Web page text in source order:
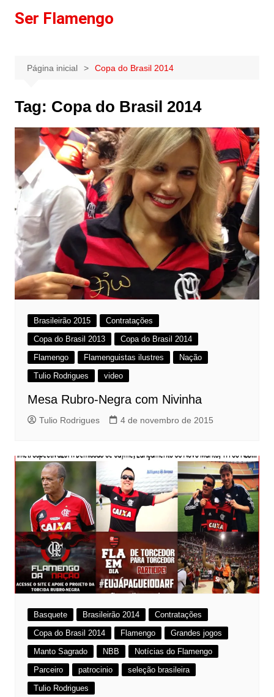
paraSer Flamengo
Página inicial Copa do Brasil 2014
Tag: Copa do Brasil 2014
Brasileirão 2015
Contratações
Copa do Brasil 2013
Copa do Brasil 2014
Flamengo
Flamenguistas ilustres
Nação
Tulio Rodrigues
video
Mesa Rubro-Negra com Nivinha
Tulio Rodrigues 4 de novembro de 2015
Basquete Brasileirão 2014
Contratações
Copa do Brasil 2014
Flamengo
Grandes jogos
Manto Sagrado
NBB
Notícias do Flamengo
Parceiro
patrocinio
seleção brasileira
Tulio Rodrigues